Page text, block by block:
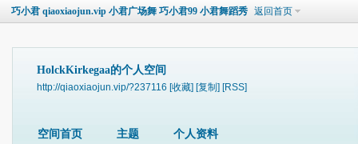
巧小君 qiaoxiaojun.vip 小君广场舞 巧小君99 小君舞蹈秀 返回首页
HolckKirkegaa的个人空间
http://qiaoxiaojun.vip/?237116 [收藏] [复制] [RSS]
空间首页 主题 个人资料